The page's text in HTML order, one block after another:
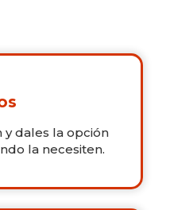
y dales la opción
la necesiten.